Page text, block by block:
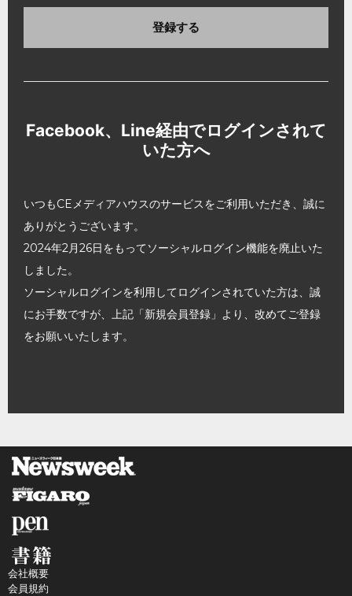
登録する
Facebook、Line経由でログインされて
いた方へ
いつもCEメディアハウスのサービスをご利用いただき、誠に
ありがとうございます。
2024年2月26日をもってソーシャルログイン機能を廃止いた
しました。
ソーシャルログインを利用してログインされていた方は、誠
にお手数ですが、上記「新規会員登録」より、改めてご登録
をお願いいたします。
会社概要
会員規約